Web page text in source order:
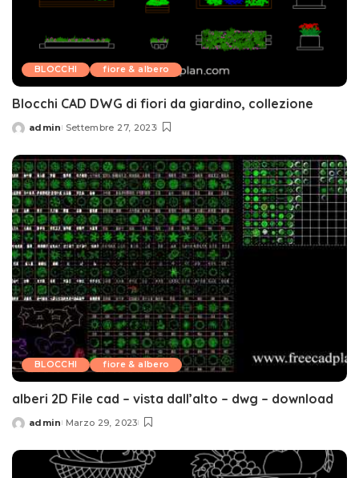
BLOCCHI fiore & albero
Blocchi CAD DWG di fiori da giardino, collezione
Posted
admin Settembre 27, 2023
BLOCCHI fiore & albero
alberi 2D File cad – vista dall’alto – dwg – download
Posted
admin Marzo 29, 2023